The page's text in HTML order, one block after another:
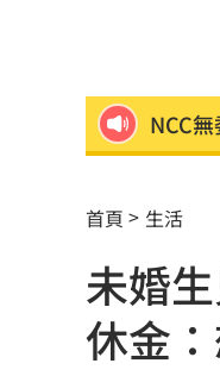
650萬
32歲女
藍網
傳社
首頁 生活
未婚
休金